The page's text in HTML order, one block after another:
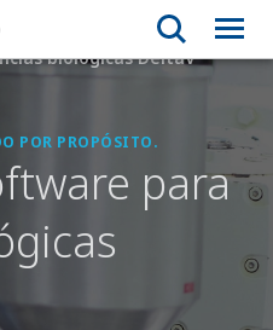
biológicas DeltaV
POR PROPÓSITO.
para